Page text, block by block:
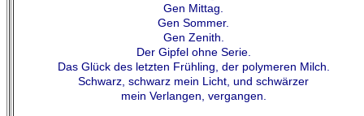
Gen Mittag.
Gen Sommer.
Gen Zenith.
Der Gipfel ohne Serie.
Das Glück des letzten Frühling, der polymeren Milch.
Schwarz, schwarz mein Licht, und schwärzer
mein Verlangen, vergangen.